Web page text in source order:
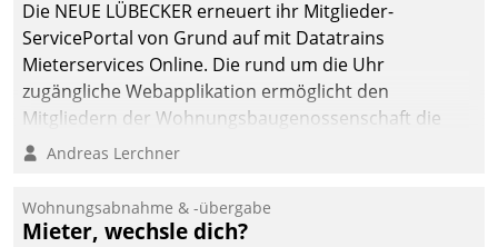
Die NEUE LÜBECKER erneuert ihr Mitglieder-
ServicePortal von Grund auf mit Datatrains
Mieterservices Online. Die rund um die Uhr
zugängliche Webapplikation ermöglicht den
Mitgliedern der Wohnungs­bau­genossenschaft die
Kontaktaufnahme per Smartphone, Tablet oder PC.
Andreas Lerchner
Wohnungsabnahme & -übergabe
Mieter, wechsle dich?